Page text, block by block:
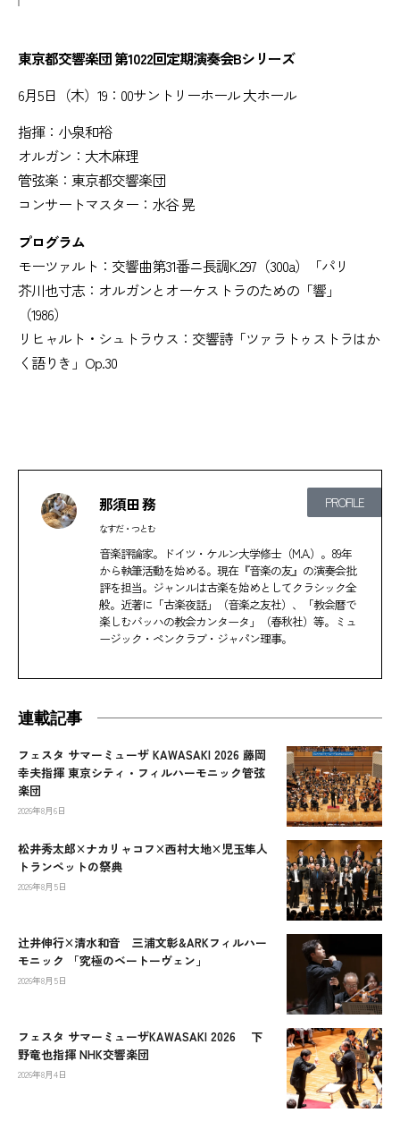
東京都交響楽団 第1022回定期演奏会Bシリーズ
6月5日（木）19：00サントリーホール 大ホール
指揮：小泉和裕
オルガン：大木麻理
管弦楽：東京都交響楽団
コンサートマスター：水谷 晃
プログラム
モーツァルト：交響曲第31番ニ長調K.297（300a）「パリ
芥川也寸志：オルガンとオーケストラのための「響」
（1986）
リヒャルト・シュトラウス：交響詩「ツァラトゥストラはか
く語りき」Op.30
PROFILE
那須田 務
なすだ・つとむ
音楽評論家。ドイツ・ケルン大学修士（M.A.）。89年
から執筆活動を始める。現在『音楽の友』の演奏会批
評を担当。ジャンルは古楽を始めとしてクラシック全
般。近著に「古楽夜話」（音楽之友社）、「教会暦で
楽しむバッハの教会カンタータ」（春秋社）等。ミュ
ージック・ペンクラブ・ジャパン理事。
連載記事
フェスタ サマーミューザ KAWASAKI 2026 藤岡
幸夫指揮 東京シティ・フィルハーモニック管弦
楽団
2026年8月6日
松井秀太郎×ナカリャコフ×西村大地×児玉隼人
トランペットの祭典
2026年8月5日
辻󠄀井伸行×清水和音 三浦文彰&ARKフィルハー
モニック 「究極のベートーヴェン」
2026年8月5日
フェスタ サマーミューザKAWASAKI 2026 下
野竜也指揮 NHK交響楽団
2026年8月4日